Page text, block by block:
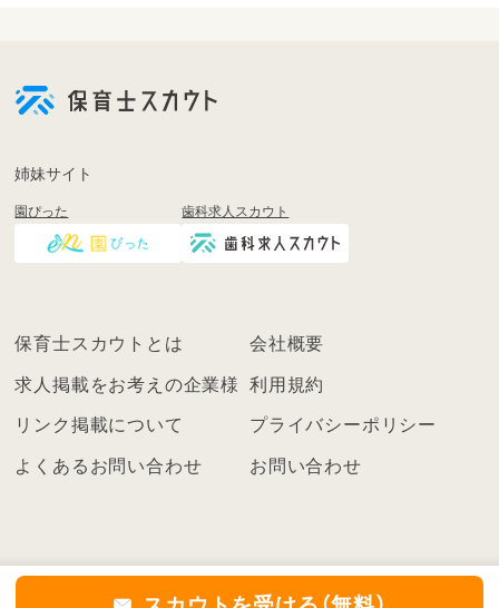
登
く
ン
こ
ち
姉妹サイト
園ぴった 歯科求人スカウト
保育士スカウトとは 会社概要
求人掲載をお考えの企業様 利用規約
リンク掲載について プライバシーポリシー
よくあるお問い合わせ お問い合わせ